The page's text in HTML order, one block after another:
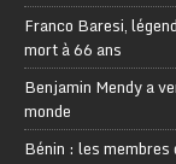
Franco Baresi,
mort à 66 ans
Benjamin Mendy a
monde
Bénin : les